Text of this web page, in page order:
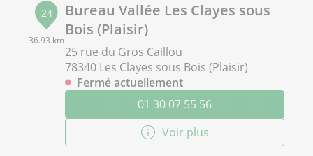
24
36.93 km
Bureau Vallée Les Clayes sous
Bois (Plaisir)
25 rue du Gros Caillou
78340 Les Clayes sous Bois (Plaisir)
Fermé actuellement
01 30 07 55 56
Voir plus